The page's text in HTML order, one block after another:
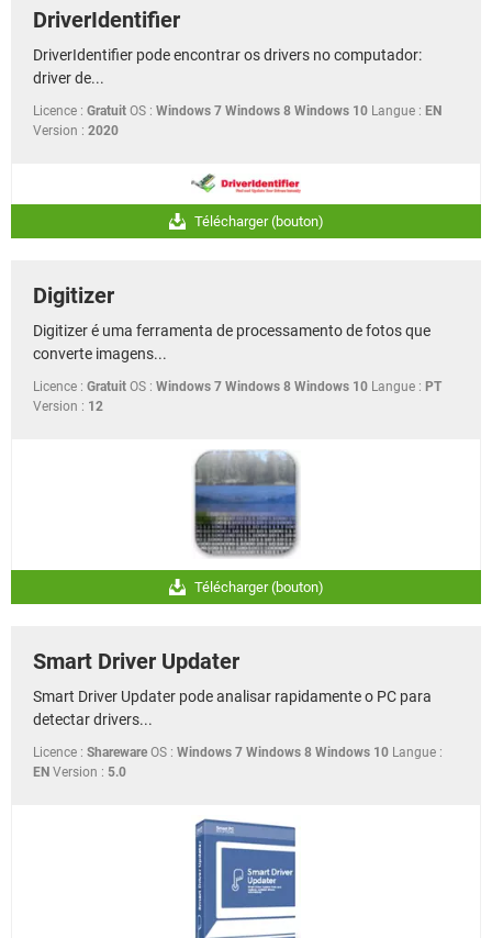
DriverIdentifier
DriverIdentifier pode encontrar os drivers no computador:
driver de...
Licence : Gratuit OS : Windows 7 Windows 8 Windows 10 Langue : EN
Version : 2020
Télécharger (bouton)
Digitizer
Digitizer é uma ferramenta de processamento de fotos que
converte imagens...
Licence : Gratuit OS : Windows 7 Windows 8 Windows 10 Langue : PT
Version : 12
Télécharger (bouton)
Smart Driver Updater
Smart Driver Updater pode analisar rapidamente o PC para
detectar drivers...
Licence : Shareware OS : Windows 7 Windows 8 Windows 10 Langue :
EN Version : 5.0